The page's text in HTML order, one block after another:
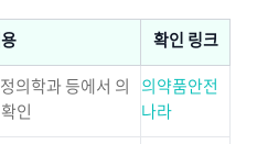
확인 링크
의학과 등에서 의
인
의약품안전
나라